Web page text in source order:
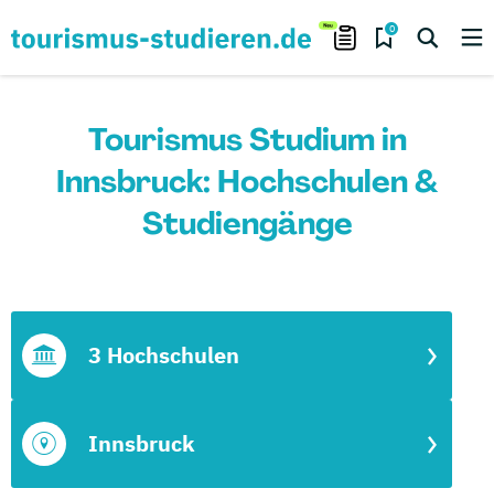
0
Tourismus Studium in
Innsbruck: Hochschulen &
Studiengänge
Innsbruck
3 Hochschulen